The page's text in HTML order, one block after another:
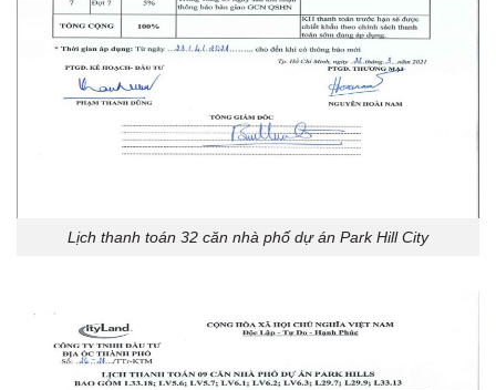
Lịch thanh toán 32 căn nhà phố dự án Park Hill City